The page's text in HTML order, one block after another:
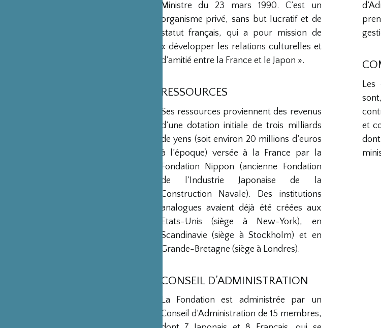
Ministre du 23 mars 1990. C’est un
organisme privé, sans but lucratif et de
statut français, qui a pour mission de
« développer les relations culturelles et
d’amitié entre la France et le Japon ».
RESSOURCES
Ses ressources proviennent des revenus
d’une dotation initiale de trois milliards
de yens (soit environ 20 millions d’euros
à l’époque) versée à la France par la
Fondation Nippon (ancienne Fondation
de l’Industrie Japonaise de la
Construction Navale). Des institutions
analogues avaient déjà été créées aux
Etats-Unis (siège à New-York), en
Scandinavie (siège à Stockholm) et en
Grande-Bretagne (siège à Londres).
CONSEIL D’ADMINISTRATION
La Fondation est administrée par un
Conseil d’Administration de 15 membres,
Les
et